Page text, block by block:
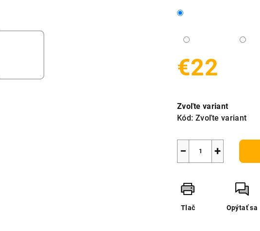
€22
cena:
Zvoľte variant
Kód: Zvoľte variant
+
−
Tlač Opýtať sa